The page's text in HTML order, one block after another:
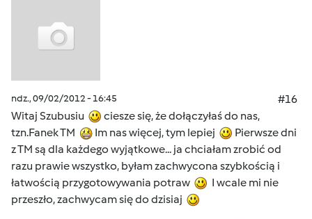
ndz., 09/02/2012 - 16:45
#16
Witaj Szubusiu
ciesze się, że dołączyłaś do nas,
tzn.Fanek TM
Im nas więcej, tym lepiej
Pierwsze dni
z TM są dla każdego wyjątkowe... ja chciałam zrobić od
razu prawie wszystko, byłam zachwycona szybkością i
łatwością przygotowywania potraw
I wcale mi nie
przeszło, zachwycam się do dzisiaj